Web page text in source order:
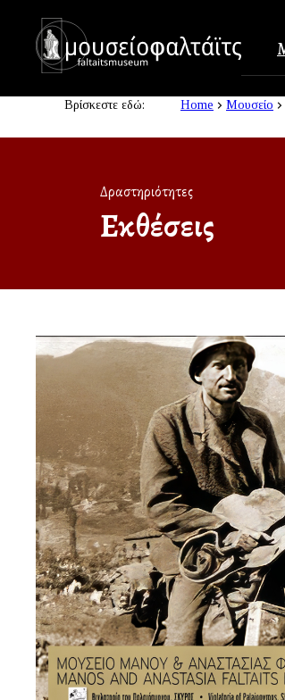
Βρίσκεστε εδώ: Home Μουσείο
Δραστηριότητες
Εκθέσεις